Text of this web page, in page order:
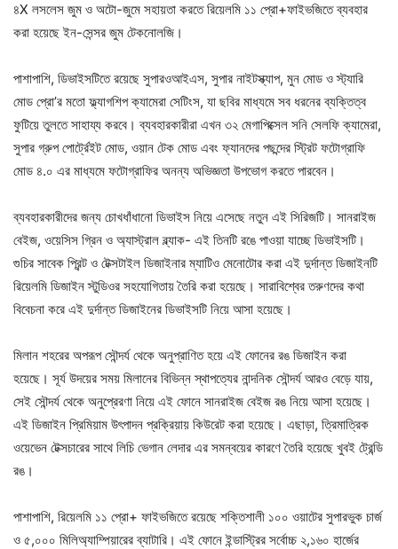
৪X লসলেস জুম ও অটো-জুমে সহায়তা করতে রিয়েলমি ১১ প্রো+ফাইভজিতে ব্যবহার
করা হয়েছে ইন-সেন্সর জুম টেকনোলজি।
পাশাপাশি, ডিভাইসটিতে রয়েছে সুপারওআইএস, সুপার নাইটস্ক্যাপ, মুন মোড ও স্ট্যারি
মোড প্রো’র মতো ফ্ল্যাগশিপ ক্যামেরা সেটিংস, যা ছবির মাধ্যমে সব ধরনের ব্যক্তিত্ব
ফুটিয়ে তুলতে সাহায্য করবে। ব্যবহারকারীরা এখন ৩২ মেগাপিক্সেল সনি সেলফি ক্যামেরা,
সুপার গ্রুপ পোর্ট্রেইট মোড, ওয়ান টেক মোড এবং ফ্যানদের পছন্দের স্ট্রিট ফটোগ্রাফি
মোড ৪.০ এর মাধ্যমে ফটোগ্রাফির অনন্য অভিজ্ঞতা উপভোগ করতে পারবেন।
ব্যবহারকারীদের জন্য চোখধাঁধানো ডিভাইস নিয়ে এসেছে নতুন এই সিরিজটি। সানরাইজ
বেইজ, ওয়েসিস গ্রিন ও অ্যাস্ট্রাল ব্ল্যাক- এই তিনটি রঙে পাওয়া যাচ্ছে ডিভাইসটি।
গুচির সাবেক প্রিন্ট ও টেক্সটাইল ডিজাইনার ম্যাটিও মেনোটোর করা এই দুর্দান্ত ডিজাইনটি
রিয়েলমি ডিজাইন স্টুডিওর সহযোগিতায় তৈরি করা হয়েছে। সারাবিশ্বের তরুণদের কথা
বিবেচনা করে এই দুর্দান্ত ডিজাইনের ডিভাইসটি নিয়ে আসা হয়েছে।
মিলান শহরের অপরূপ সৌন্দর্য থেকে অনুপ্রাণিত হয়ে এই ফোনের রঙ ডিজাইন করা
হয়েছে। সূর্য উদয়ের সময় মিলানের বিভিন্ন স্থাপত্যের নান্দনিক সৌন্দর্য আরও বেড়ে যায়,
সেই সৌন্দর্য থেকে অনুপ্রেরণা নিয়ে এই ফোনে সানরাইজ বেইজ রঙ নিয়ে আসা হয়েছে।
এই ডিজাইন প্রিমিয়াম উৎপাদন প্রক্রিয়ায় কিউরেট করা হয়েছে। এছাড়া, ত্রিমাত্রিক
ওয়েভেন টেক্সচারের সাথে লিচি ভেগান লেদার এর সমন্বয়ের কারণে তৈরি হয়েছে খুবই ট্রেন্ডি
রঙ।
পাশাপাশি, রিয়েলমি ১১ প্রো+ ফাইভজিতে রয়েছে শক্তিশালী ১০০ ওয়াটের সুপারভুক চার্জ
ও ৫,০০০ মিলিঅ্যাম্পিয়ারের ব্যাটারি। এই ফোনে ইন্ডাস্ট্রির সর্বোচ্চ ২,১৬০ হার্জের